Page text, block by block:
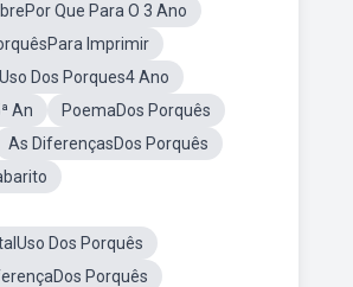
Que Para O 3 Ano
Imprimir
Dos Porques4 Ano
An
PoemaDos Porquês
As DiferençasDos Porquês
Dos Porquês
Porquês